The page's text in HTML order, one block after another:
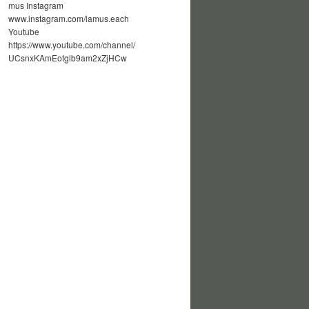
mus Instagram
www.instagram.com/lamus.each
Youtube
https://www.youtube.com/channel/
UCsnxKAmEotglb9am2xZjHCw